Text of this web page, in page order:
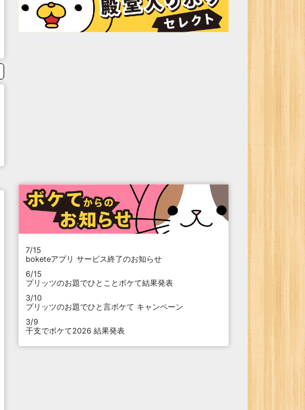
7/15
boketeアプリ サービス終了のお知らせ
6/15
プリッツのお題でひとことボケて結果発表
3/10
プリッツのお題でひと言ボケて キャンペーン
3/9
干支でボケて2026 結果発表